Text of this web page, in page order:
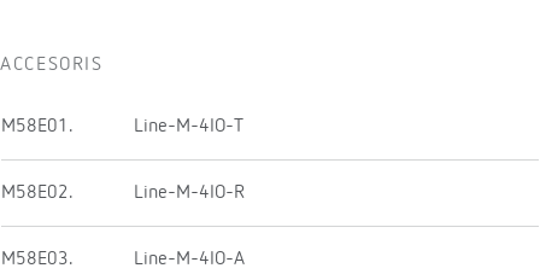
ACCESORIS
M58E01. Line-M-4IO-T
M58E02. Line-M-4IO-R
M58E03. Line-M-4IO-A